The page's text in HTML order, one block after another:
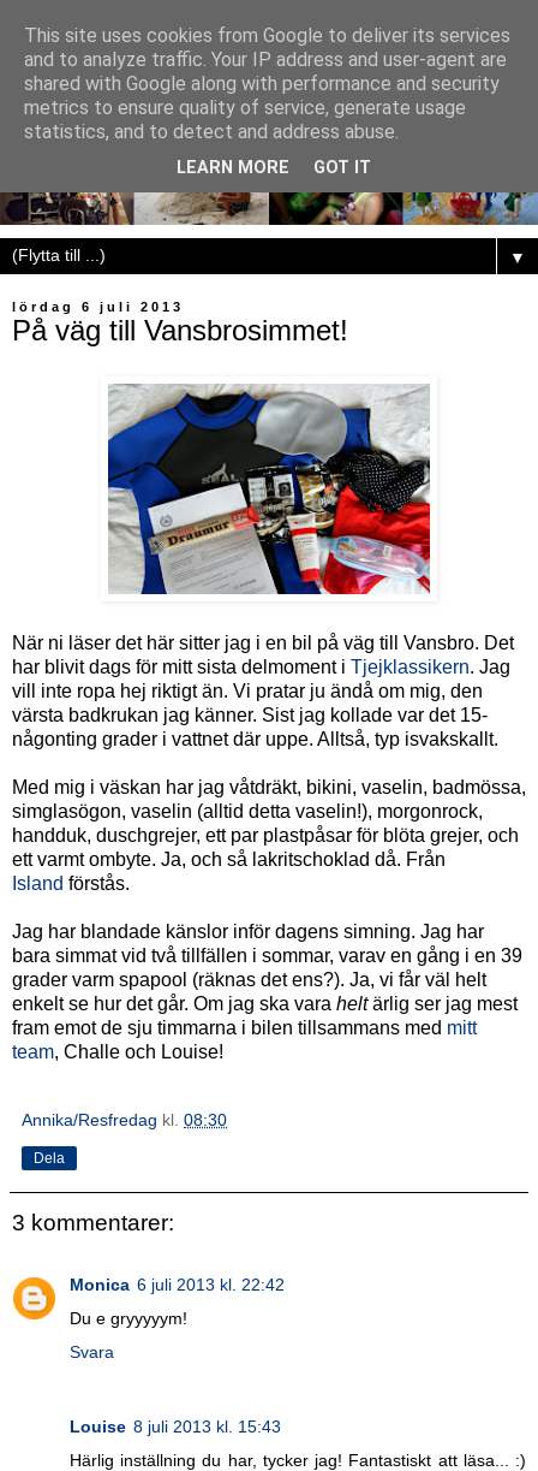
▼
lördag 6 juli 2013
På väg till Vansbrosimmet!
När ni läser det här sitter jag i en bil på väg till Vansbro. Det
har blivit dags för mitt sista delmoment i Tjejklassikern. Jag
vill inte ropa hej riktigt än. Vi pratar ju ändå om mig, den
värsta badkrukan jag känner. Sist jag kollade var det 15-
någonting grader i vattnet där uppe. Alltså, typ isvakskallt.
Med mig i väskan har jag våtdräkt, bikini, vaselin, badmössa,
simglasögon, vaselin (alltid detta vaselin!), morgonrock,
handduk, duschgrejer, ett par plastpåsar för blöta grejer, och
ett varmt ombyte. Ja, och så lakritschoklad då. Från
Island förstås.
Jag har blandade känslor inför dagens simning. Jag har
bara simmat vid två tillfällen i sommar, varav en gång i en 39
grader varm spapool (räknas det ens?). Ja, vi får väl helt
enkelt se hur det går. Om jag ska vara heltärlig ser jag mest
fram emot de sju timmarna i bilen tillsammans med mitt
team, Challe och Louise!
Annika/Resfredag kl. 08:30
Dela
3 kommentarer:
Monica 6 juli 2013 kl. 22:42
Du e gryyyyym!
Svara
Louise 8 juli 2013 kl. 15:43
Härlig inställning du har, tycker jag! Fantastiskt att läsa... :)
This site uses cookies from Google to deliver its services
and to analyze traffic. Your IP address and user-agent are
shared with Google along with performance and security
metrics to ensure quality of service, generate usage
statistics, and to detect and address abuse.
LEARN MORE GOT IT